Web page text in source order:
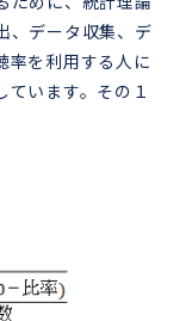
、データ収集、デ
率を利用する人に
ています。その１